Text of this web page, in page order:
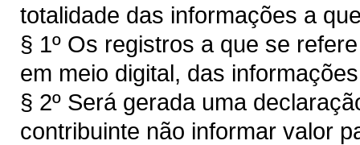
totalidade das informações a
§ 1º Os registros a que se
em meio digital, das
§ 2º Será gerada uma
contribuinte não informar valor